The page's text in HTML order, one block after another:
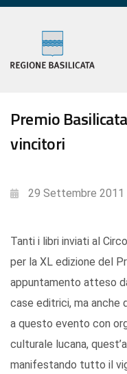
Premio
vincitori
29 Settembre 2011
Tanti i libri inviati al
per la XL edizione del
appuntamento atteso
case editrici, ma anche
a questo evento con
culturale lucana,
manifestando tutto il